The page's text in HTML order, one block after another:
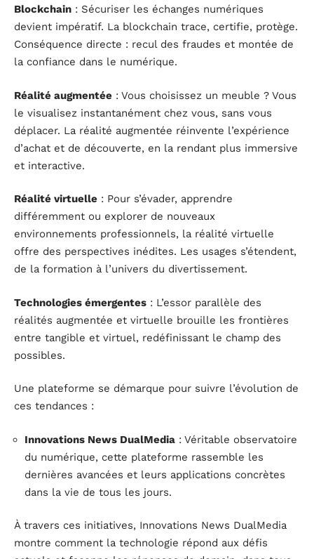
Blockchain : Sécuriser les échanges numériques
devient impératif. La blockchain trace, certifie, protège.
Conséquence directe : recul des fraudes et montée de
la confiance dans le numérique.
Réalité augmentée : Vous choisissez un meuble ? Vous
le visualisez instantanément chez vous, sans vous
déplacer. La réalité augmentée réinvente l’expérience
d’achat et de découverte, en la rendant plus immersive
et interactive.
Réalité virtuelle : Pour s’évader, apprendre
différemment ou explorer de nouveaux
environnements professionnels, la réalité virtuelle
offre des perspectives inédites. Les usages s’étendent,
de la formation à l’univers du divertissement.
Technologies émergentes : L’essor parallèle des
réalités augmentée et virtuelle brouille les frontières
entre tangible et virtuel, redéfinissant le champ des
possibles.
Une plateforme se démarque pour suivre l’évolution de
ces tendances :
Innovations News DualMedia : Véritable observatoire
du numérique, cette plateforme rassemble les
dernières avancées et leurs applications concrètes
dans la vie de tous les jours.
À travers ces initiatives, Innovations News DualMedia
montre comment la technologie répond aux défis